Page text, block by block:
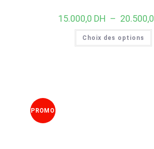
15.000,0 DH – 20.500,0
Choix des options
PROMO